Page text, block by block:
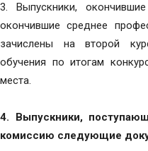
3. Выпускники,
окончившие среднее
зачислены на второй
обучения по итогам
места.
4. Выпускники,
комиссию следующие